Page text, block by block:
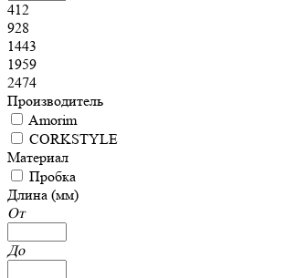
412
928
1443
1959
2474
Производитель
Amorim
CORKSTYLE
Материал
Пробка
Длина (мм)
От
До